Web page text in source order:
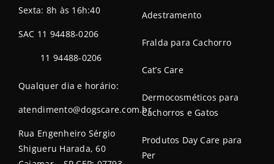
Sexta: 8h às 16h:40
SAC 11 94488-0206
11 94488-0206
Qualquer dia e horário:
atendimento@dogscare.com.br
Rua Engenheiro Sérgio
Shigueru Harada, 60
Adestramento
Fralda para Cachorro
Cat’s Care
Dermocosméticos para
Cachorros e Gatos
Produtos Day Care para
Per